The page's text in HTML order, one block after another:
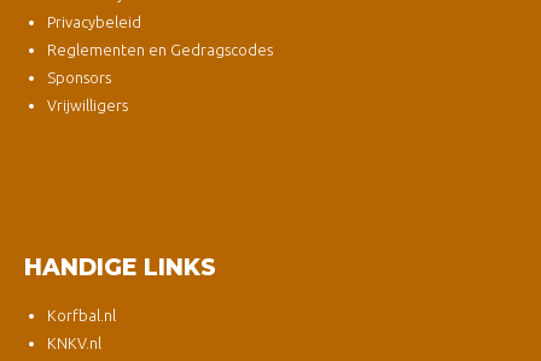
Privacybeleid
Reglementen en Gedragscodes
Sponsors
Vrijwilligers
HANDIGE LINKS
Korfbal.nl
KNKV.nl